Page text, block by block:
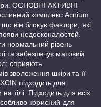
ОСНОВНІ АКТИВНІ
комплекс Acnium
він блокує фактори, які
недосконалостей.
нормальний рівень
та забезпечує матовий
сприяють
зволоження шкіри та її
підходить для
тілі. Підходить для всіх
корисний для